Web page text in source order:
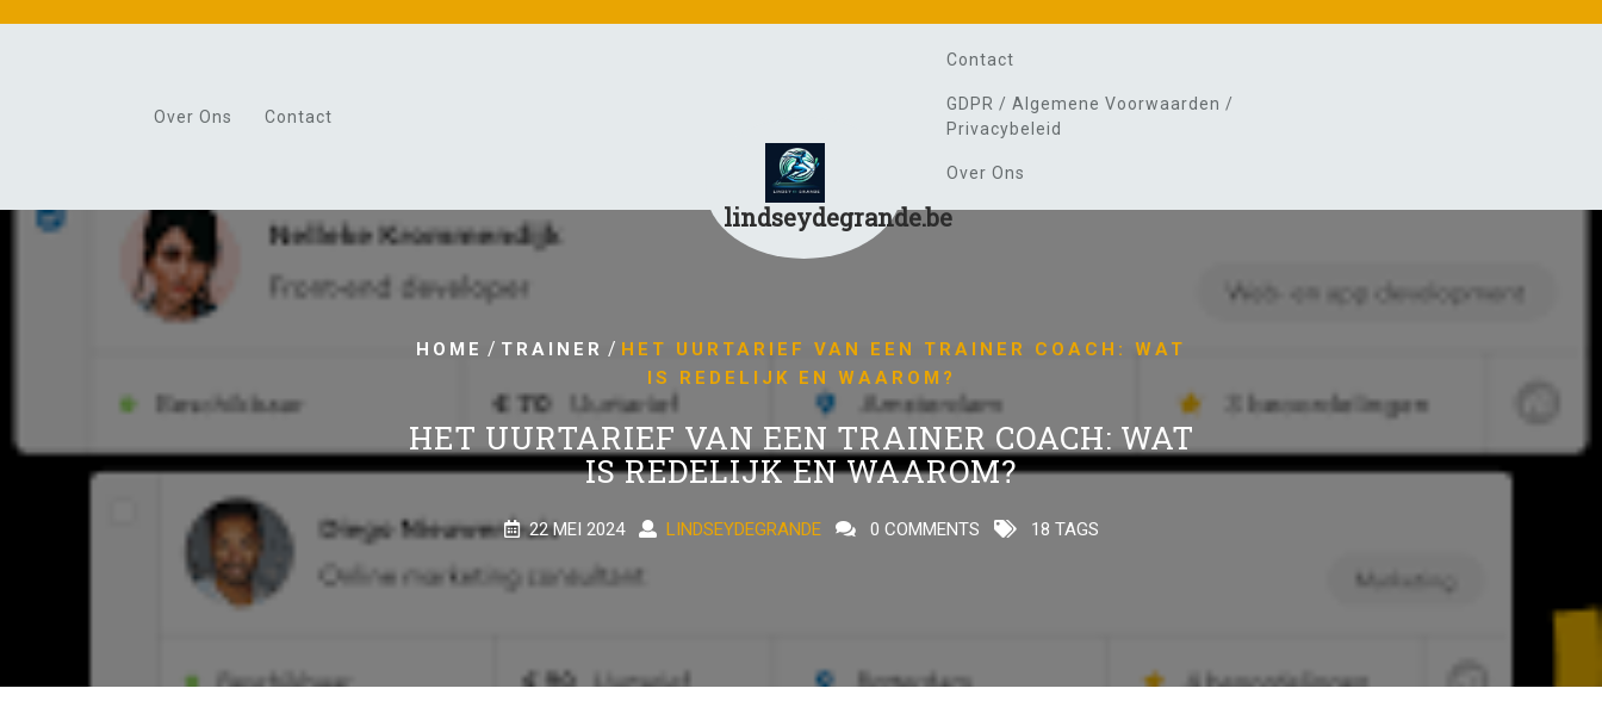
Over Ons Contact
lindseydegrande.be
Contact
GDPR / Algemene Voorwaarden /
Privacybeleid
Over Ons
HOME / TRAINER / HET UURTARIEF VAN EEN TRAINER COACH: WAT
IS REDELIJK EN WAAROM?
HET UURTARIEF VAN EEN TRAINER COACH: WAT
IS REDELIJK EN WAAROM?
22 MEI 2024 LINDSEYDEGRANDE 0 COMMENTS 18 TAGS